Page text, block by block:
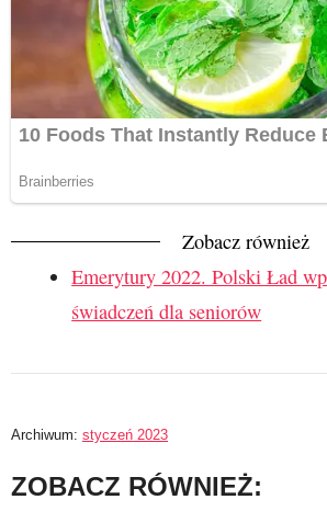
Zobacz również
Emerytury 2022. Polski Ład
świadczeń dla seniorów
Archiwum: styczeń 2023
ZOBACZ RÓWNIEŻ: